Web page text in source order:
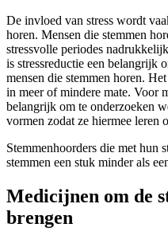
De invloed van stress wordt
horen. Mensen die stemmen
stressvolle periodes
is stressreductie een belangrijk
mensen die stemmen horen.
in meer of mindere mate. Voor
belangrijk om te onderzoeken
vormen zodat ze hiermee leren
Stemmenhoorders die met hun
stemmen een stuk minder als
Medicijnen om de
brengen